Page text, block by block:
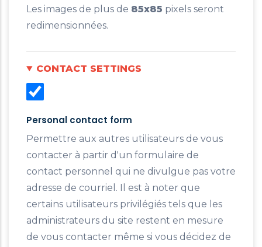
Les images de plus de 85x85 pixels seront
redimensionnées.
CONTACT SETTINGS
Personal contact form
Permettre aux autres utilisateurs de vous
contacter à partir d'un formulaire de
contact personnel qui ne divulgue pas votre
adresse de courriel. Il est à noter que
certains utilisateurs privilégiés tels que les
administrateurs du site restent en mesure
de vous contacter même si vous décidez de